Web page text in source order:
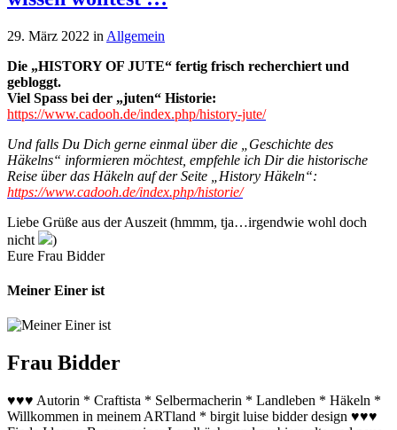
29. März 2022 in Allgemein
Die „HISTORY OF JUTE“ fertig frisch recherchiert und
gebloggt.
Viel Spass bei der „juten“ Historie:
https://www.cadooh.de/index.php/history-jute/
Und falls Du Dich gerne einmal über die „Geschichte des
Häkelns“ informieren möchtest, empfehle ich Dir die historische
Reise über das Häkeln auf der Seite „History Häkeln“:
https://www.cadooh.de/index.php/historie/
Liebe Grüße aus der Auszeit (hmmm, tja…irgendwie wohl doch
nicht
)
Eure Frau Bidder
Meiner Einer ist
Frau Bidder
♥♥♥ Autorin * Craftista * Selbermacherin * Landleben * Häkeln *
Willkommen in meinem ARTland * birgit luise bidder design ♥♥♥